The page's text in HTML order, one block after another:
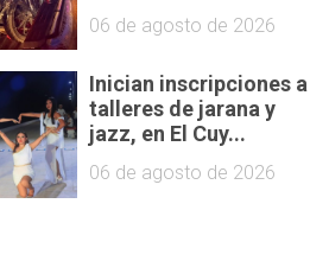
06 de agosto de 2026
Inician inscripciones a
talleres de jarana y
jazz, en El Cuy...
06 de agosto de 2026